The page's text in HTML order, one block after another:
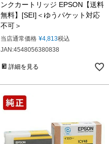
ンクカートリッジ EPSON【送料
無料】[SEI]＜ゆうパケット対応
不可＞
当店通常価格 ¥4,813税込
JAN:4548056380838
詳細を見る